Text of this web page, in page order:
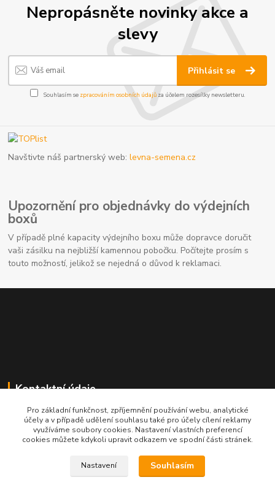
Nepropásněte novinky akce a
slevy
Přihlásit se
Souhlasím se zpracováním osobních údajůza účelem rozesílky newsletteru.
Navštivte náš partnerský web:levna-semena.cz
Upozornění pro objednávky do výdejních
boxů
V případě plné kapacity výdejního boxu může dopravce doručit
vaši zásilku na nejbližší kamennou pobočku. Počítejte prosím s
touto možností, jelikož se nejedná o důvod k reklamaci.
Kontaktní údaje
704691325
info@rostliny-prozdravi.cz
Pro základní funkčnost, zpříjemnění používání webu, analytické
účely a v případě udělení souhlasu také pro účely cílení reklamy
využíváme soubory cookies. Nastavení vlastních preferencí
cookies můžete kdykoli upravit odkazem ve spodní části stránek.
Nastavení Souhlasím